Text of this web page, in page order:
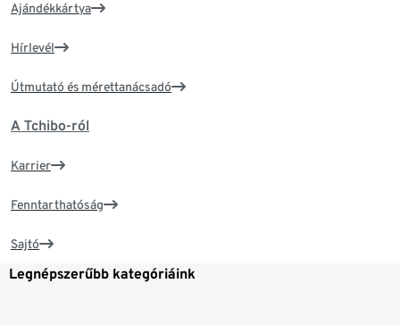
Ajándékkártya
Hírlevél
Útmutató és mérettanácsadó
A Tchibo-ról
Karrier
Fenntarthatóság
Sajtó
Legnépszerűbb kategóriáink